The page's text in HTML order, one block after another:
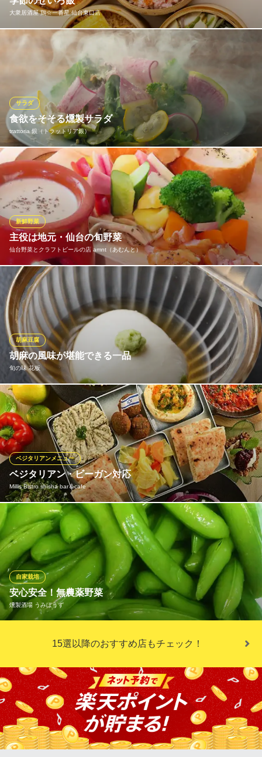
全席個室居酒屋
仙台市営地下鉄南北線広瀬通駅 徒歩3分
宮城県仙台市青葉区国分町2-1-3 エーラクフレンディアビル6F
大衆居酒屋 鶏☆一番星 仙台東口店
東口店は、せいろ飯もおすすめです♪ 季節の食材をふんだんに使
い、蒸しあげることで素材本来の香りと旨みを引き出した一品で
す。 せいろでじっくりと蒸すことで、ご飯はふっくらと仕上がり
季節ごとの味覚を楽しめるのが魅力です。〆にもお食事としても
おすすめできるホッとするような逸品です。
※こちらは夜のみのこだわりです。
大衆居酒屋 鶏☆一番星 仙台東口店
東口の地元食材居酒屋
仙台市営地下鉄東西線宮城野通駅 徒歩2分
宮城県仙台市宮城野区榴岡4-4-3
食欲をそそる燻製サラダ
trattoria 銀（トラットリア銀）
サラダ
旬の彩り野菜に香り高い燻製をし、自家製チーズの濃厚なコクと
ナッツの食感をアクセントに加えた五感で楽しめる一皿。お酒と
の相性も抜群で、前菜やおつまみにもおすすめです。
trattoria 銀（トラットリア銀）
地産地消のイタリアン
仙台市営地下鉄南北線勾当台公園駅 徒歩4分
宮城県仙台市青葉区国分町3-8-12 2F
主役は地元・仙台の旬野菜
仙台野菜とクラフトビールの店 amnt（あむんと）
新鮮野菜
地域の生産者と繋がり、その日に最も美味しい仙台野菜を厳選し
て仕入れています。新鮮だからこそ味わえる野菜本来の甘みと生
命力を、当店自慢のバーニャカウダで最大限にご堪能ください。
￥n健康的で美味しい食を追求しています。
仙台野菜とクラフトビールの店 amnt（あむんと）
居酒屋
仙台市営地下鉄東西線青葉通一番町駅 徒歩1分
宮城県仙台市青葉区一番町3-2-1 藤崎事務館3 1F
胡麻の風味が堪能できる一品
旬の味 花板
胡麻豆腐
どのコースにも付く胡麻豆腐は「旬の味 花板」の看板料理。調味
料を一切使わず、毎日２時間以上かけて練ることで、胡麻の風味
と柔らかさを存分に引き出す。素材の味を最大限に活かした日本
料理の伝統が息づく一品で、「シンプルでありながら感動する料
理を作る」という店主の信念に貫かれている。
旬の味 花板
日本料理
仙台市営地下鉄東西線青葉通一番町駅 徒歩5分
宮城県仙台市青葉区一番町4-3-9 第三藤原屋ビル1F
ベジタリアン・ビーガン対応
Millis Bistro shisha bar＆cafe
ベジタリアンメニュー
欧米やセレブの間で大人気のヘルシーフードで、ビーガンにも対
応しています。ジューシーな肉料理からベジタリアン料理まで対
応の豊富なメニューで、皆さまの御来店を心よりお待ちしており
ます！ビーガン対応の場合は事前にご相談下さい。
Millis Bistro shisha bar＆cafe
ビーガン ベジタリアン
仙台市営地下鉄南北線広瀬通駅 徒歩8分
安心安全！無農薬野菜
燻製酒場 うみぼうず
自家栽培
仙台市内にある畑で店長のご両親が丹精込めて作る有機野菜。 季
節ごとに収穫される旬のお野菜たちは旨み・甘み・食感すべてが
動の人気を誇ります！
燻製酒場 うみぼうず
30銘柄以上の厳選地酒
仙台市営地下鉄南北線勾当台公園駅公園2番出口 徒歩1分
宮城県仙台市青葉区国分町3-1-4 ムサシヤビル2F
15選以降のおすすめ店もチェック！